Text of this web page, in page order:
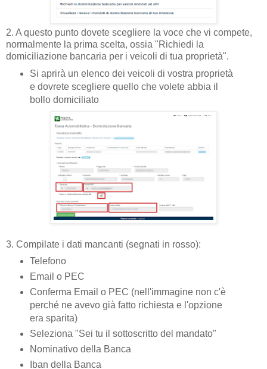
2. A questo punto dovete scegliere la voce che vi compete,
normalmente la prima scelta, ossia "Richiedi la
domiciliazione bancaria per i veicoli di tua proprietà".
Si aprirà un elenco dei veicoli di vostra proprietà
e dovrete scegliere quello che volete abbia il
bollo domiciliato
3. Compilate i dati mancanti (segnati in rosso):
Telefono
Email o PEC
Conferma Email o PEC (nell'immagine non c'è
perché ne avevo già fatto richiesta e l'opzione
era sparita)
Seleziona "Sei tu il sottoscritto del mandato"
Nominativo della Banca
Iban della Banca